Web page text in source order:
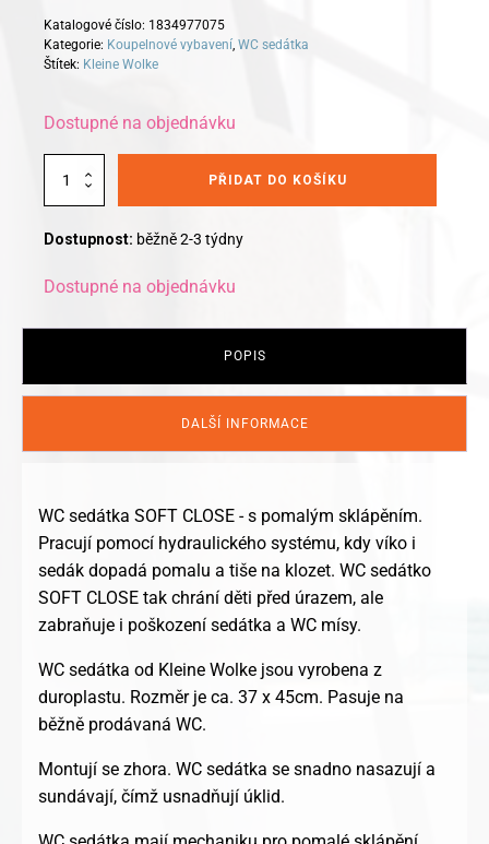
Katalogové číslo: 1834977075
Kategorie: Koupelnové vybavení, WC sedátka
Štítek: Kleine Wolke
Dostupné na objednávku
Kleine
sedátko
multicolor
množství
PŘIDAT DO KOŠÍKU
Dostupnost: běžně 2-3 týdny
Dostupné na objednávku
POPIS
DALŠÍ INFORMACE
WC sedátka SOFT CLOSE - s pomalým sklápěním.
Pracují pomocí hydraulického systému, kdy víko i
sedák dopadá pomalu a tiše na klozet. WC sedátko
SOFT CLOSE tak chrání děti před úrazem, ale
zabraňuje i poškození sedátka a WC mísy.
WC sedátka od Kleine Wolke jsou vyrobena z
duroplastu. Rozměr je ca. 37 x 45cm. Pasuje na
běžně prodávaná WC.
Montují se zhora. WC sedátka se snadno nasazují a
sundávají, čímž usnadňují úklid.